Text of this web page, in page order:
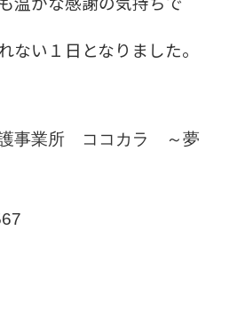
ない１日となりました。
護事業所 ココカラ ～夢